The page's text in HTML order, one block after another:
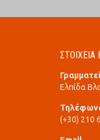
ΣΤΟΙΧΕΙΑ
Ελπίδα
(+30) 210